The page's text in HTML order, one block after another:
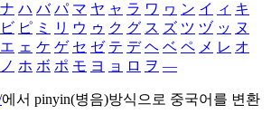
ナ ハ バ パ マ ヤ ャ ラ ワ ヮ ン イ ィ キ
ビ ピ ミ リ ウ ゥ ク グ ス ズ ツ ヅ ッ ヌ
エ ェ ケ ゲ セ ゼ テ デ ヘ ベ ペ メ レ オ
ノ ホ ボ ポ モ ヨ ョ ロ ヲ ―
에서 pinyin(병음)방식으로 중국어를 변환